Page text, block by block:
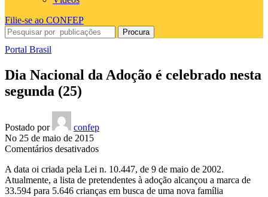
Filie-se ao CONFEP
Procura
Portal Brasil
Dia Nacional da Adoção é celebrado nesta
segunda (25)
Postado por
confep
No 25 de maio de 2015
Comentários desativadosem
Nacional
da
Adoção
A data oi criada pela Lei n. 10.447, de 9 de maio de 2002.
Atualmente, a lista de pretendentes à adoção alcançou a marca de
33.594 para 5.646 crianças em busca de uma nova família